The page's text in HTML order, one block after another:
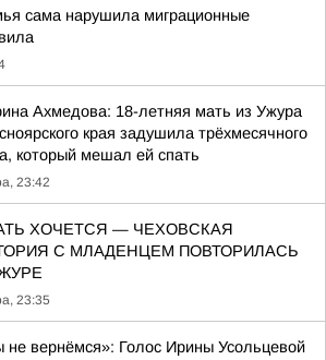
сама нарушила миграционные
Ахмедова: 18-летняя мать из Ужура
края задушила трёхмесячного
который мешал ей спать
23:42
ХОЧЕТСЯ — ЧЕХОВСКАЯ
С МЛАДЕНЦЕМ ПОВТОРИЛАСЬ
23:35
не вернёмся»: Голос Ирины Усольцевой